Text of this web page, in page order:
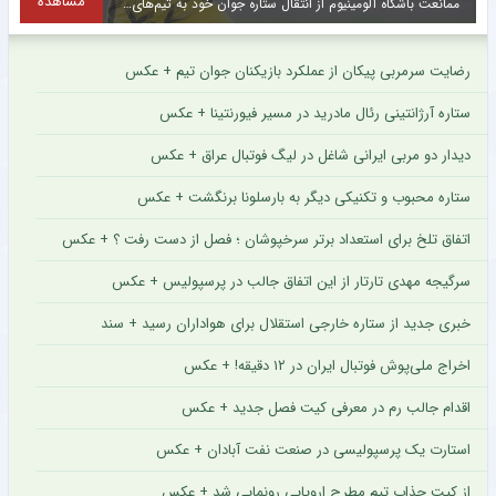
ممانعت باشگاه آلومینیوم از انتقال ستاره جوان خود به تیم‌های مدعی + عکس
رضایت سرمربی پیکان از عملکرد بازیکنان جوان تیم + عکس
ستاره آرژانتینی رئال مادرید در مسیر فیورنتینا + عکس
دیدار دو مربی ایرانی شاغل در لیگ فوتبال عراق + عکس
ستاره محبوب و تکنیکی دیگر به بارسلونا برنگشت + عکس
اتفاق تلخ برای استعداد برتر سرخپوشان ؛ فصل از دست رفت ؟ + عکس
سرگیجه مهدی تارتار از این اتفاق جالب در پرسپولیس + عکس
خبری جدید از ستاره خارجی استقلال برای هواداران رسید + سند
اخراج ملی‌پوش فوتبال ایران در ۱۲ دقیقه! + عکس
اقدام جالب رم در معرفی کیت فصل جدید + عکس
استارت یک پرسپولیسی در صنعت نفت آبادان + عکس